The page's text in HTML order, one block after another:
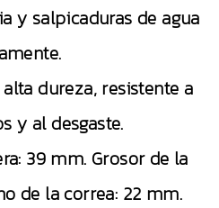
y salpicaduras de agua
dureza, resistente a
y al desgaste.
39 mm. Grosor de la
de la correa: 22 mm.